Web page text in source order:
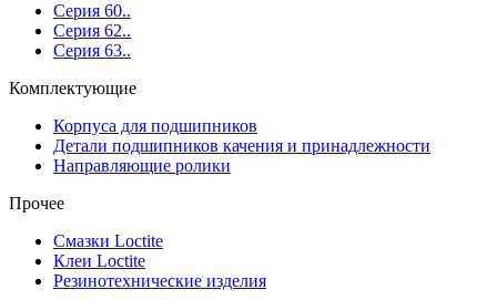
Серия 60..
Серия 62..
Серия 63..
Комплектующие
Корпуса для подшипников
Детали подшипников качения и принадлежности
Направляющие ролики
Прочее
Смазки Loctite
Клеи Loctite
Резинотехнические изделия